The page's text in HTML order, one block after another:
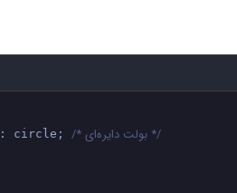
: circle; /* بولت دایره‌ای */